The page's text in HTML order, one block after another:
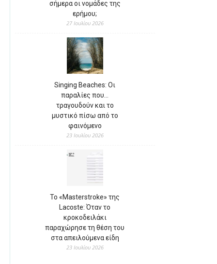
σήμερα οι νομάδες της
ερήμου;
27 Ιουλίου 2026
Singing Beaches: Οι
παραλίες που…
τραγουδούν και το
μυστικό πίσω από το
φαινόμενο
23 Ιουλίου 2026
Το «Masterstroke» της
Lacoste: Όταν το
κροκοδειλάκι
παραχώρησε τη θέση του
στα απειλούμενα είδη
23 Ιουλίου 2026